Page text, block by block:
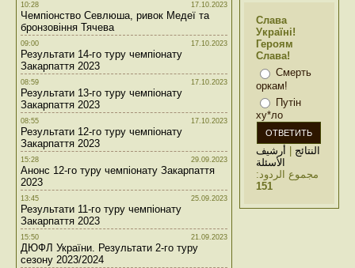
10:28 17.10.2023
Чемпіонство Севлюша, ривок Медеї та
бронзовіння Тячева
09:00 17.10.2023
Результати 14-го туру чемпіонату
Закарпаття 2023
08:59 17.10.2023
Результати 13-го туру чемпіонату
Закарпаття 2023
08:55 17.10.2023
Результати 12-го туру чемпіонату
Закарпаття 2023
15:28 29.09.2023
Анонс 12-го туру чемпіонату Закарпаття
2023
13:45 25.09.2023
Результати 11-го туру чемпіонату
Закарпаття 2023
15:50 21.09.2023
ДЮФЛ України. Результати 2-го туру
сезону 2023/2024
Слава
Україні!
Героям
Слава!
Смерть
оркам!
Путін
ху*ло
النتائج | أرشيف
الأسئلة
مجموع الردود:
151